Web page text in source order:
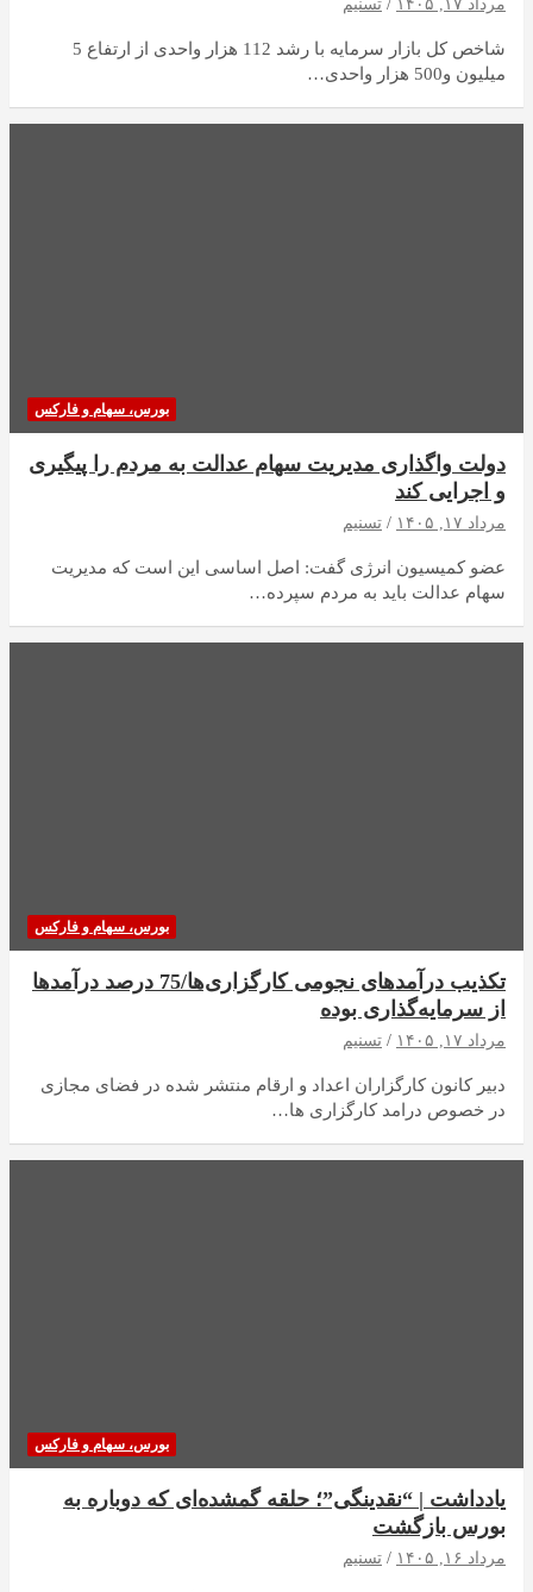
مرداد ۱۷, ۱۴۰۵ تسنیم
شاخص کل بازار سرمایه با رشد 112 هزار واحدی از ارتفاع 5
میلیون و500 هزار واحدی…
بورس، سهام و فارکس
دولت واگذاری مدیریت سهام عدالت به مردم را پیگیری
و اجرایی کند
مرداد ۱۷, ۱۴۰۵ تسنیم
عضو کمیسیون انرژی گفت: اصل اساسی این است که مدیریت
سهام عدالت باید به مردم سپرده…
بورس، سهام و فارکس
تکذیب درآمدهای نجومی کارگزاری‌ها/75 درصد درآمدها
از سرمایه‌گذاری بوده
مرداد ۱۷, ۱۴۰۵ تسنیم
دبیر کانون کارگزاران اعداد و ارقام منتشر شده در فضای مجازی
در خصوص درامد کارگزاری ها…
بورس، سهام و فارکس
یادداشت | “نقدینگی”؛ حلقه گمشده‌ای که دوباره به
بورس بازگشت
مرداد ۱۶, ۱۴۰۵ تسنیم